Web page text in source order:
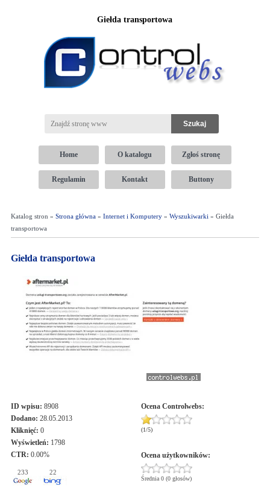
Giełda transportowa
Home O katalogu Zgłoś stronę
Regulamin Kontakt Buttony
Katalog stron » Strona główna» Internet i Komputery» Wyszukiwarki » Giełda
transportowa
Giełda transportowa
ID wpisu: 8908
Dodano: 28.05.2013
Kliknięć: 0
Wyświetleń: 1798
CTR: 0.00%
233 22
Ocena Controlwebs:
(1/5)
Ocena użytkowników:
Średnia 0 (0 głosów)